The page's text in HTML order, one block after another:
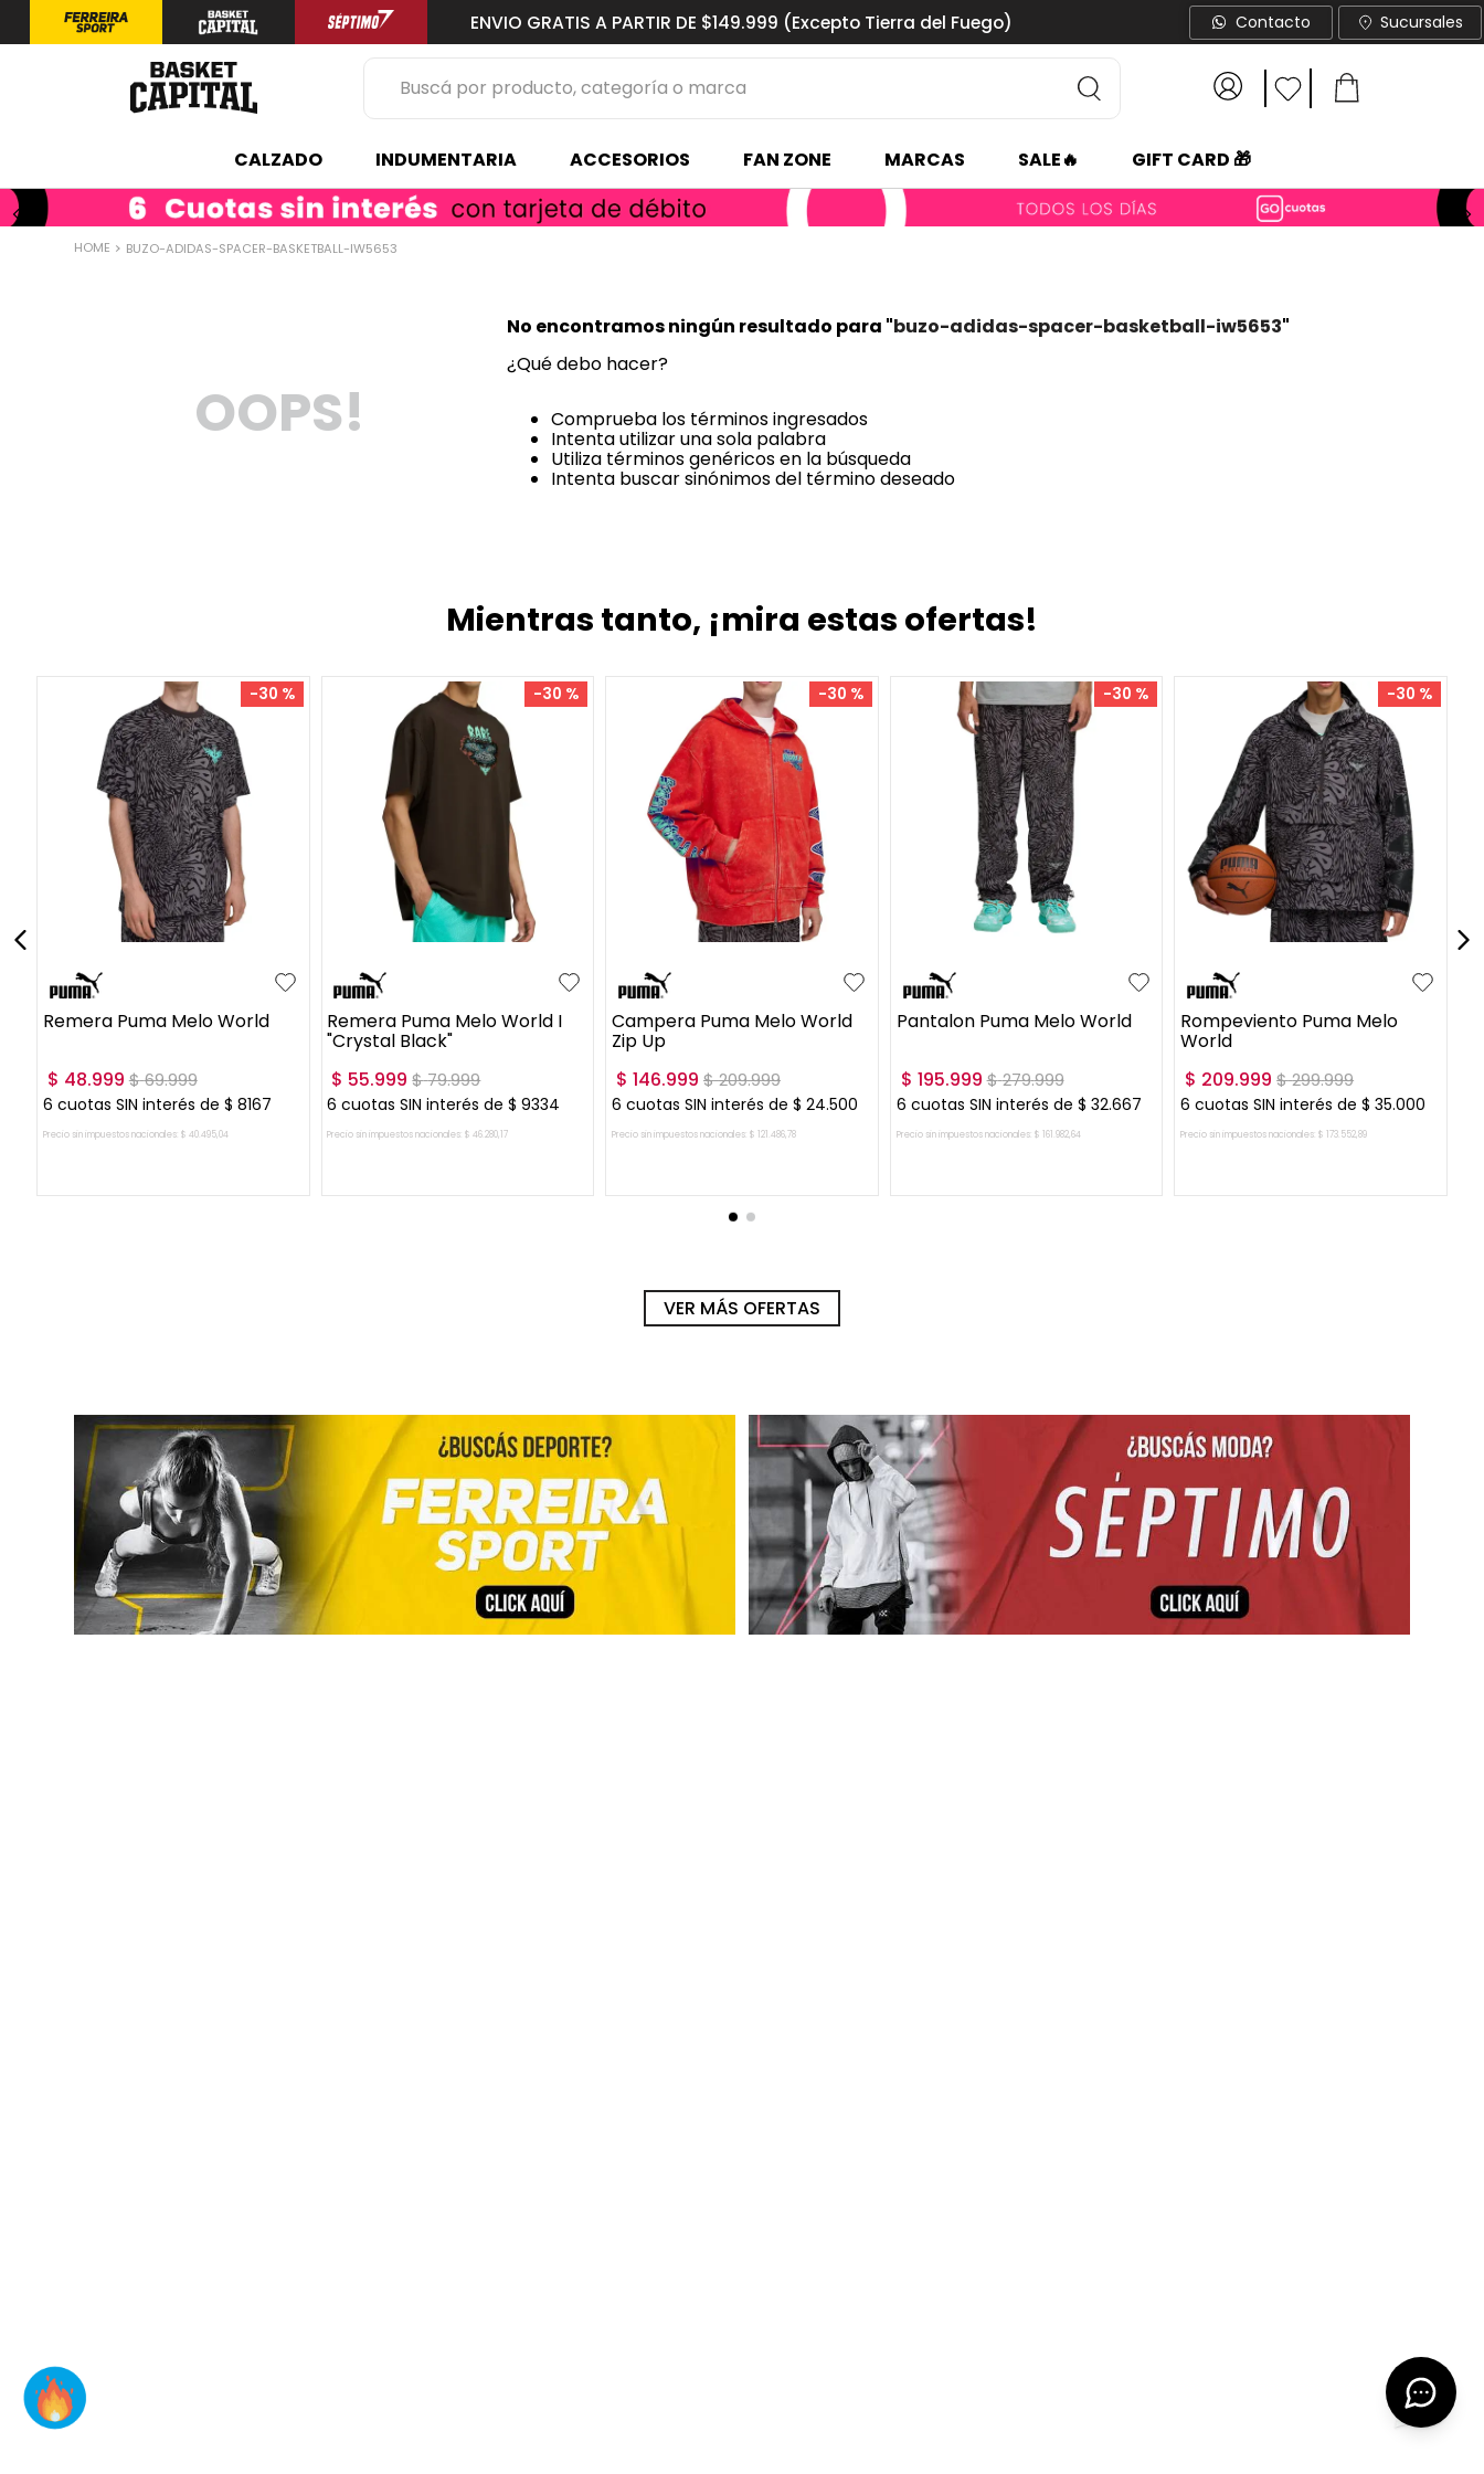
ENVIO GRATIS A PARTIR DE $149.999 (Excepto Tierra del Fuego) Contacto Sucursales
Buscá por producto, categoría o marca
CALZADO INDUMENTARIA ACCESORIOS FAN ZONE MARCAS SALE🔥 GIFT CARD 🎁
BUZO-ADIDAS-SPACER-BASKETBALL-IW5653
OOPS!
No encontramos ningún resultado para "buzo-adidas-spacer-basketball-iw5653"
¿Qué debo hacer?
Comprueba los términos ingresados
Intenta utilizar una sola palabra
Utiliza términos genéricos en la búsqueda
Intenta buscar sinónimos del término deseado
Mientras tanto, ¡mira estas ofertas!
-30 %
L XL XXL
Remera Puma Melo World
$ 48.999 $69.999
6 cuotas SIN interés de $ 8167
Precio sin impuestos nacionales: $ 40.495,04
-30 %
L XL XXL
Remera Puma Melo World I
"Crystal Black"
$ 55.999 $79.999
6 cuotas SIN interés de$ 9334
Precio sin impuestos nacionales: $ 46.280,17
-30 %
L XL
Campera Puma Melo World
Zip Up
$ 146.999 $209.999
6 cuotas SIN interés de $ 24.500
Precio sin impuestos nacionales: $ 121 486,78
-30 %
XL XXL
Pantalon Puma Melo World
$ 195.999 $279.999
6 cuotas SIN interés de $ 32.667
Precio sin impuestos nacionales: $ 161 982,64
-30 %
L XL
Rompeviento Puma Melo
World
$ 209.999 $299.999
6 cuotas SIN interés de$ 35.000
Precio sin impuestos nacionales: $ 173 552,89
VER MÁS OFERTAS
2.
niño